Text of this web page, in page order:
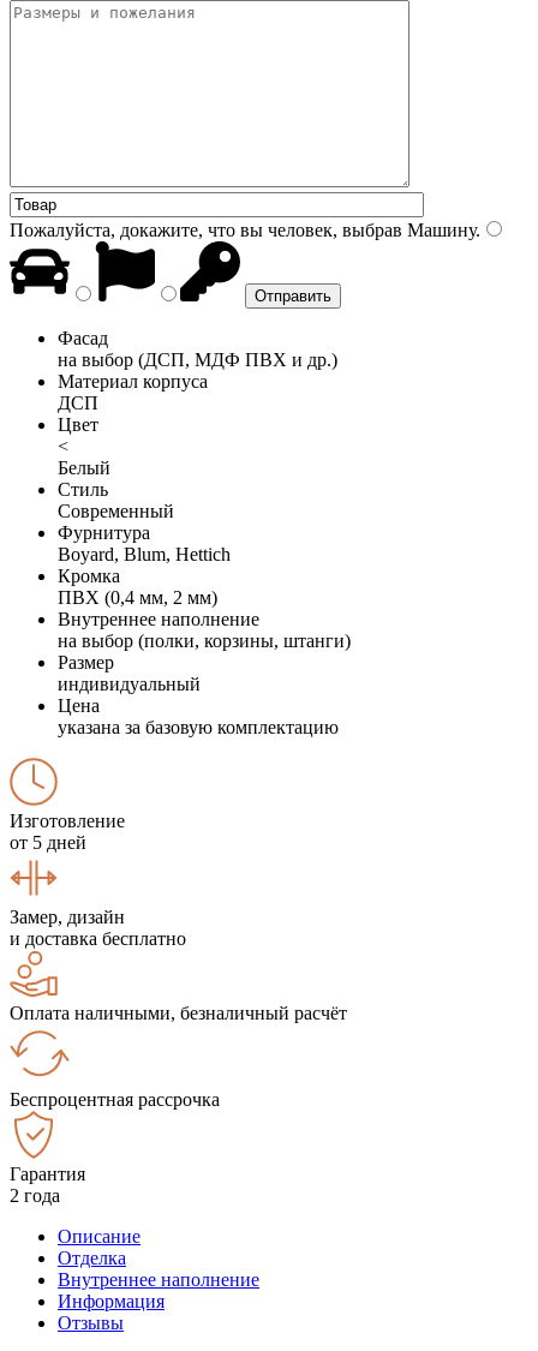
Пожалуйста, докажите, что вы человек, выбрав Машину.
Фасад
на выбор (ДСП, МДФ ПВХ и др.)
Материал корпуса
ДСП
Цвет
<
Белый
Стиль
Современный
Фурнитура
Boyard, Blum, Hettich
Кромка
ПВХ (0,4 мм, 2 мм)
Внутреннее наполнение
на выбор (полки, корзины, штанги)
Размер
индивидуальный
Цена
указана за базовую комплектацию
Изготовление
от 5 дней
Замер, дизайн
и доставка бесплатно
Оплата наличными, безналичный расчёт
Беспроцентная рассрочка
Гарантия
2 года
Описание
Отделка
Внутреннее наполнение
Информация
Отзывы